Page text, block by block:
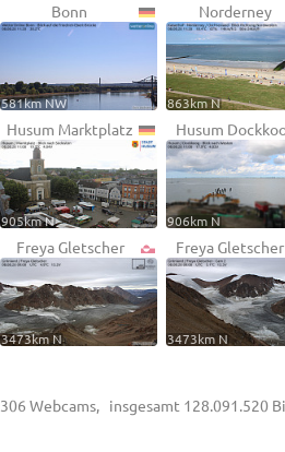
Bonn
581km NW
Norderney
863km N
Husum Marktplatz
905km N
Husum
906km N
Freya Gletscher
3473km N
Freya
3473km N
306 Webcams, insgesamt 128.091.520